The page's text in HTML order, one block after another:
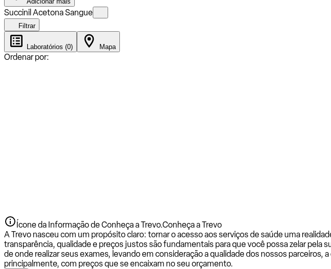
Succinil Acetona Sangue
Filtrar
Laboratórios (0) Mapa
Ordenar por:
Ícone da Informação de Conheça a Trevo.Conheça a Trevo
A Trevo nasceu com um propósito claro: tornar o acesso aos serviços de saúde uma
transparência, qualidade e preços justos são fundamentais para que você possa zelar pela
de onde realizar seus exames, levando em consideração a qualidade dos nossos
principalmente, com preços que se encaixam no seu orçamento.